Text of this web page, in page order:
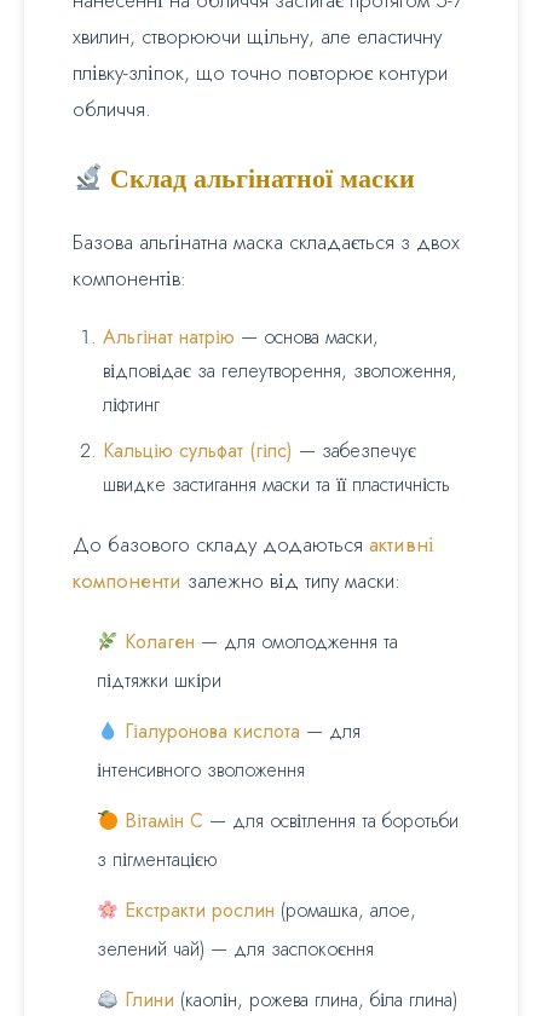
хвилин, створюючи щільну, але еластичну
плівку-зліпок, що точно повторює контури
обличчя.
Склад альгінатної маски
Базова альгінатна маска складається з двох
компонентів:
Альгінат натрію — основа маски,
відповідає за гелеутворення, зволоження,
ліфтинг
Кальцію сульфат (гіпс) — забезпечує
швидке застигання маски та її пластичність
До базового складу додаються активні
компоненти залежно від типу маски:
Колаген — для омолодження та
підтяжки шкіри
Гіалуронова кислота — для
інтенсивного зволоження
Вітамін С — для освітлення та боротьби
з пігментацією
Екстракти рослин (ромашка, алое,
зелений чай) — для заспокоєння
Глини (каолін, рожева глина, біла глина)